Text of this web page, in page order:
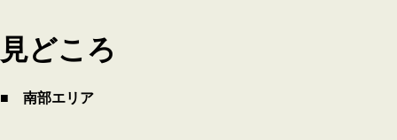
見どころ
■ 南部エリア